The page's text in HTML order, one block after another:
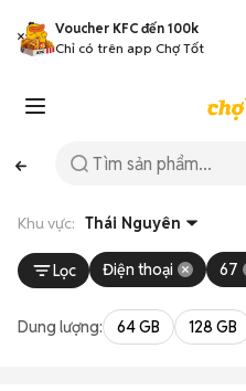
Voucher KFC đến 100k
Chỉ có trên app Chợ Tốt
Khu vực: Thái Nguyên
Lọc Điện thoại 67
Dung lượng: 64 GB 128 GB